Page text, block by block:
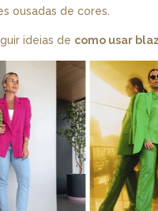
ousadas de cores.
ideias de como usar